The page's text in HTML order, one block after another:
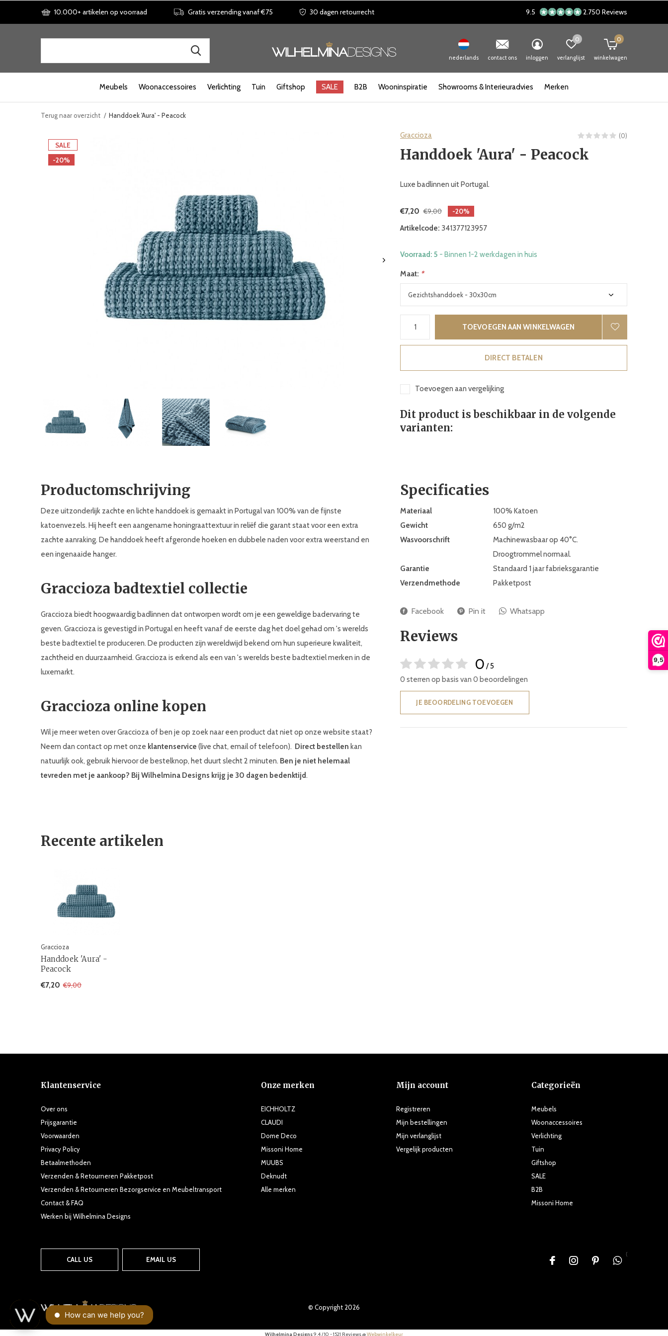
9,5
Meubels Woonaccessoires Verlichting Tuin Giftshop SALE B2B Wooninspiratie Showrooms & Interieuradvies Merken
nederlands contact ons inloggen verlanglijst
0
winkelwagen
0
10.000+ artikelen op voorraad Gratis verzending vanaf €75 30 dagen retourrecht 9.5 2.750 Reviews
Terug naar overzicht Handdoek 'Aura' - Peacock
SALE
-20%
Graccioza (0)
Handdoek 'Aura' - Peacock
Luxe badlinnen uit Portugal.
€7,20 €9,00 -20%
Artikelcode: 341377123957
Voorraad: 5 - Binnen 1-2 werkdagen in huis
Maat: *
TOEVOEGEN AAN WINKELWAGEN
DIRECT BETALEN
Toevoegen aan vergelijking
Dit product is beschikbaar in de volgende
varianten:
Productomschrijving
Deze uitzonderlijk zachte en lichte handdoek is gemaakt in Portugal van 100% van de fijnste
katoenvezels. Hij heeft een aangename honingraattextuur in reliëf die garant staat voor een extra
zachte aanraking. De handdoek heeft afgeronde hoeken en dubbele naden voor extra weerstand en
een ingenaaide hanger.
Graccioza badtextiel collectie
Graccioza biedt hoogwaardig badlinnen dat ontworpen wordt om je een geweldige badervaring te
geven. Graccioza is gevestigd in Portugal en heeft vanaf de eerste dag het doel gehad om 's werelds
beste badtextiel te produceren. De producten zijn wereldwijd bekend om hun superieure kwaliteit,
zachtheid en duurzaamheid. Graccioza is erkend als een van 's werelds beste badtextiel merken in de
luxemarkt.
Graccioza online kopen
Wil je meer weten over Graccioza of ben je op zoek naar een product dat niet op onze website staat?
Neem dan contact op met onze klantenservice (live chat, email of telefoon). Direct bestellen kan
natuurlijk ook, gebruik hiervoor de bestelknop, het duurt slecht 2 minuten. Ben je niet helemaal
tevreden met je aankoop? Bij Wilhelmina Designs krijg je 30 dagen bedenktijd.
Specificaties
Materiaal
100% Katoen
Gewicht
650 g/m2
Wasvoorschrift
Machinewasbaar op 40°C.
Droogtrommel normaal.
Garantie
Standaard 1 jaar fabrieksgarantie
Verzendmethode
Pakketpost
Facebook Pin it Whatsapp
Reviews
0 / 5
0 sterren op basis van 0 beoordelingen
JE BEOORDELING TOEVOEGEN
Recente artikelen
Graccioza
Handdoek 'Aura' -
Peacock
€7,20 €9,00
Klantenservice
Over ons
Prijsgarantie
Voorwaarden
Privacy Policy
Betaalmethoden
Verzenden & Retourneren Pakketpost
Verzenden & Retourneren Bezorgservice en Meubeltransport
Contact & FAQ
Werken bij Wilhelmina Designs
Onze merken
EICHHOLTZ
CLAUDI
Dome Deco
Missoni Home
MUUBS
Deknudt
Alle merken
Mijn account
Registreren
Mijn bestellingen
Mijn verlanglijst
Vergelijk producten
Categorieën
Meubels
Woonaccessoires
Verlichting
Tuin
Giftshop
SALE
B2B
Missoni Home
CALL US EMAIL US
{
© Copyright 2026
Wilhelmina Designs9,4/10 -1521 Reviews @Webwinkelkeur